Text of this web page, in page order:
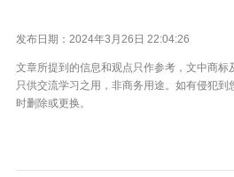
发布日期：2024年3月26日 22:04:26
文章所提到的信息和观点只作参考，文中商标
只供交流学习之用，非商务用途。如有侵犯到
时删除或更换。